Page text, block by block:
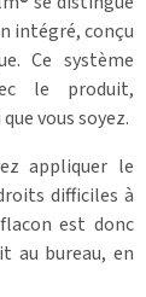
intégré, conçu
Ce système
le produit,
vous soyez.
appliquer le
difficiles à
est donc
au bureau, en